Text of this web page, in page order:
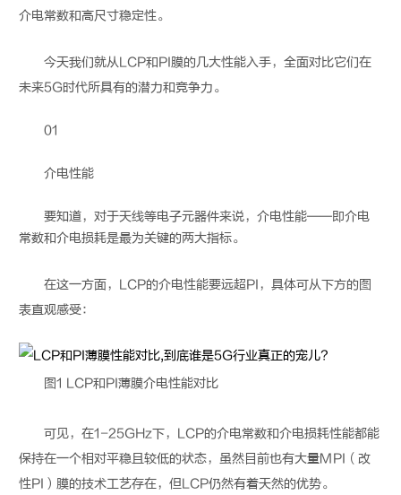
介电常数和高尺寸稳定性。
今天我们就从LCP和PI膜的几大性能入手，全面对比它们在
未来5G时代所具有的潜力和竞争力。
01
介电性能
要知道，对于天线等电子元器件来说，介电性能——即介电
常数和介电损耗是最为关键的两大指标。
在这一方面， LCP的介电性能要远超PI，具体可从下方的图
表直观感受：
图1 LCP和PI薄膜介电性能对比
可见，在1-25GHz下， LCP的介电常数和介电损耗性能都能
保持在一个相对平稳且较低的状态，虽然目前也有大量MPI（改
性PI）膜的技术工艺存在，但LCP仍然有着天然的优势。